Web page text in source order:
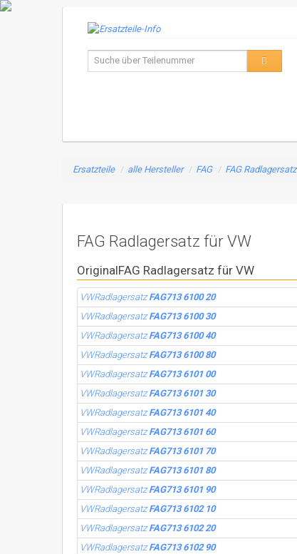
Ersatzteile / alle Hersteller / FAG / FAG Radlagersatz
FAG Radlagersatz für VW
OriginalFAG Radlagersatz für VW
VWRadlagersatzFAG713 6100 20
VWRadlagersatzFAG713 6100 30
VWRadlagersatzFAG713 6100 40
VWRadlagersatzFAG713 6100 80
VWRadlagersatzFAG713 6101 00
VWRadlagersatzFAG713 6101 30
VWRadlagersatzFAG713 6101 40
VWRadlagersatzFAG713 6101 60
VWRadlagersatzFAG713 6101 70
VWRadlagersatzFAG713 6101 80
VWRadlagersatzFAG713 6101 90
VWRadlagersatzFAG713 6102 10
VWRadlagersatzFAG713 6102 20
VWRadlagersatzFAG713 6102 90